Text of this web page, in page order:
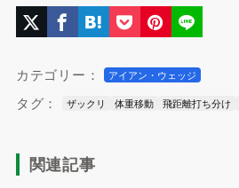
カテゴリー： アイアン・ウェッジ
タグ： ザックリ 体重移動 飛距離打ち分け
関連記事